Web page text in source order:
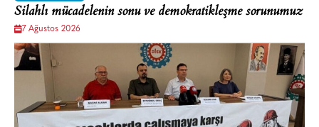
Silahlı mücadelenin sonu ve demokratikleşme sorunumuz
7 Ağustos 2026